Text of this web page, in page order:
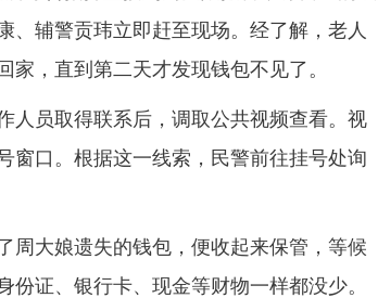
、辅警贡玮立即赶至现场。经了解，老人
，直到第二天才发现钱包不见了。
员取得联系后，调取公共视频查看。视
窗口。根据这一线索，民警前往挂号处询
大娘遗失的钱包，便收起来保管，等候
证、银行卡、现金等财物一样都没少。